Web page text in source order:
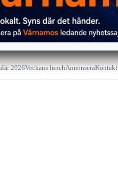
2026Veckans lunchAnnonseraKontakt